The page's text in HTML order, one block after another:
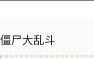
僵尸大乱斗